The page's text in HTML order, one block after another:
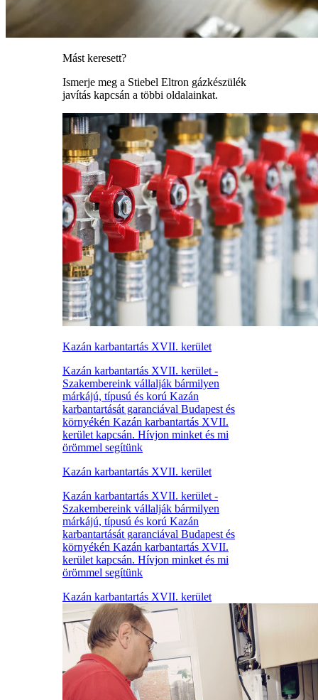
Mást keresett?
Ismerje meg a Stiebel Eltron gázkészülék
javítás kapcsán a többi oldalainkat.
Kazán karbantartás XVII. kerület
Kazán karbantartás XVII. kerület -
Szakembereink vállalják bármilyen
márkájú, típusú és korú Kazán
karbantartását garanciával Budapest és
környékén Kazán karbantartás XVII.
kerület kapcsán. Hívjon minket és mi
örömmel segítünk
Kazán karbantartás XVII. kerület
Kazán karbantartás XVII. kerület -
Szakembereink vállalják bármilyen
márkájú, típusú és korú Kazán
karbantartását garanciával Budapest és
környékén Kazán karbantartás XVII.
kerület kapcsán. Hívjon minket és mi
örömmel segítünk
Kazán karbantartás XVII. kerület